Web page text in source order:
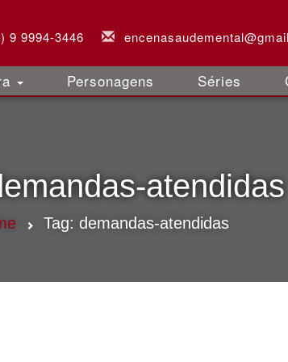
9 9994-3446
Personagens Séries
atendidas
Tag: demandas-atendidas